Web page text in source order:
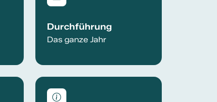
Durchführung
Das ganze Jahr